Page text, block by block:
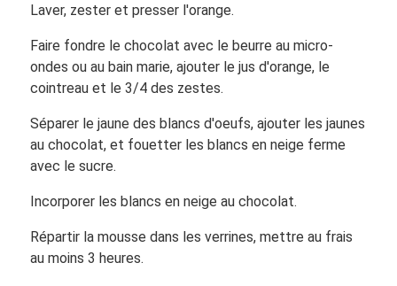
Laver, zester et presser l'orange.
Faire fondre le chocolat avec le beurre au micro-
ondes ou au bain marie, ajouter le jus d'orange, le
cointreau et le 3/4 des zestes.
Séparer le jaune des blancs d'oeufs, ajouter les jaunes
au chocolat, et fouetter les blancs en neige ferme
avec le sucre.
Incorporer les blancs en neige au chocolat.
Répartir la mousse dans les verrines, mettre au frais
au moins 3 heures.